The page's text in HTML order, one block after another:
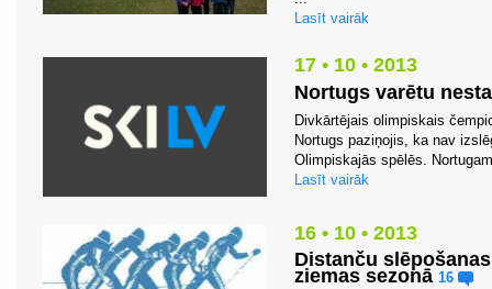
Lasīt vairāk
17 • 10 • 2013
Nortugs varētu
Divkārtējais olimpiskais
Nortugs paziņojis, ka nav
Olimpiskajās spēlēs.
Lasīt vairāk
16 • 10 • 2013
Distanču
ziemas sezonā 16